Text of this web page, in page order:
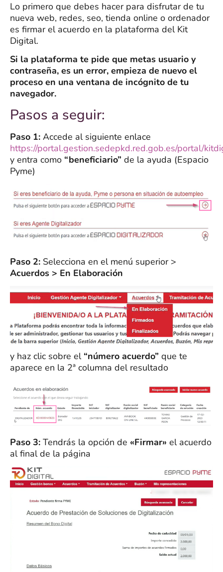
Lo primero que debes hacer para disfrutar de tu
nueva web, redes, seo, tienda online o ordenador
es firmar el acuerdo en la plataforma del Kit
Digital.
Si la plataforma te pide que metas usuario y
contraseña, es un error, empieza de nuevo el
proceso en una ventana de incógnito de tu
navegador.
Pasos a seguir:
Paso 1: Accede al siguiente enlace
https://portal.gestion.sedepkd.red.gob.es/portal/
y entra como “beneficiario” de la ayuda (Espacio
Pyme)
Paso 2: Selecciona en el menú superior >
Acuerdos > En Elaboración
y haz clic sobre el “número acuerdo” que te
aparece en la 2ª columna del resultado
Paso 3: Tendrás la opción de «Firmar» el acuerdo
al final de la página